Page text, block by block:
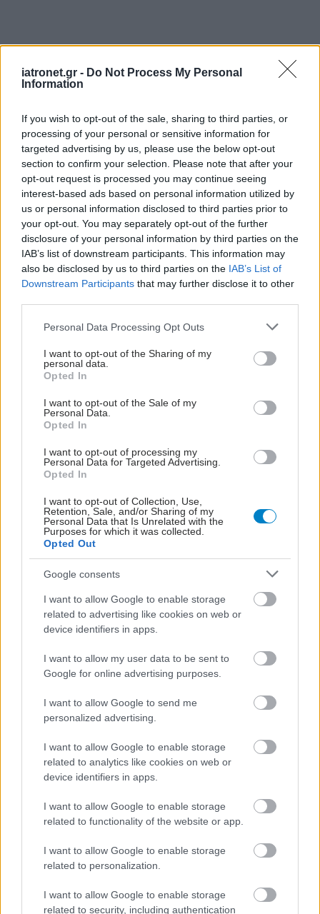
iatronet.gr - Do Not Process My Personal
Information
If you wish to opt-out of the sale, sharing to third parties, or
processing of your personal or sensitive information for
targeted advertising by us, please use the below opt-out
section to confirm your selection. Please note that after your
opt-out request is processed you may continue seeing
interest-based ads based on personal information utilized by
us or personal information disclosed to third parties prior to
your opt-out. You may separately opt-out of the further
disclosure of your personal information by third parties on the
IAB’s list of downstream participants. This information may
also be disclosed by us to third parties on the IAB’s List of
Downstream Participants that may further disclose it to other
Please note that this website/app uses one or more Google
not limited to your visit or usage behaviour. You may click to
grant or deny consent to Google and its third-party tags to
use your data for below specified purposes in below Google
consent section.
Personal Data Processing Opt Outs
I want to opt-out of the Sharing of my
personal data.
Opted In
I want to opt-out of the Sale of my
Personal Data.
Opted In
I want to opt-out of processing my
Personal Data for Targeted Advertising.
Opted In
I want to opt-out of Collection, Use,
Retention, Sale, and/or Sharing of my
Personal Data that Is Unrelated with the
Purposes for which it was collected.
Opted Out
Google consents
I want to allow Google to enable storage
related to advertising like cookies on web or
device identifiers in apps.
I want to allow my user data to be sent to
Google for online advertising purposes.
I want to allow Google to send me
personalized advertising.
I want to allow Google to enable storage
related to analytics like cookies on web or
device identifiers in apps.
I want to allow Google to enable storage
related to functionality of the website or app.
I want to allow Google to enable storage
related to personalization.
I want to allow Google to enable storage
related to security, including authentication
ΜΠΕΙΤΕ ΣΤΗ ΣΥΖΗΤΗΣΗ
Loading...
Προσθήκη Σχολίου